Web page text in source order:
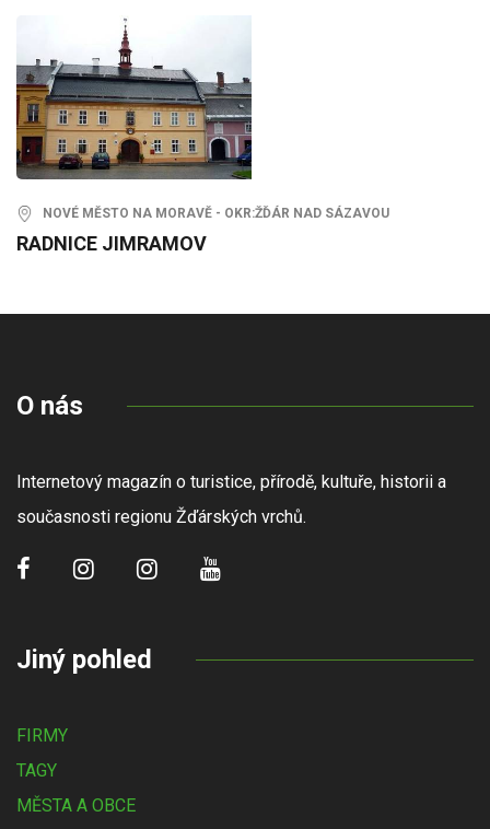
NOVÉ MĚSTO NA MORAVĚ - OKR:ŽĎÁR NAD SÁZAVOU
RADNICE JIMRAMOV
O nás
Internetový magazín o turistice, přírodě, kultuře, historii a
současnosti regionu Žďárských vrchů.
Jiný pohled
FIRMY
TAGY
MĚSTA A OBCE